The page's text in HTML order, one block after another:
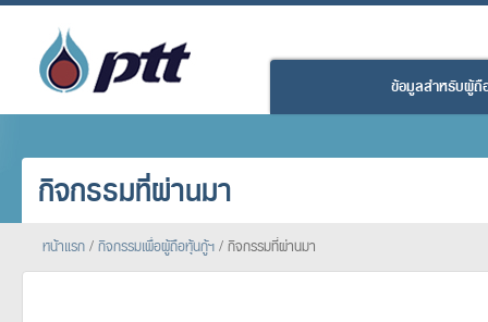
ข้อมูลสำหรับผู้ถื
กิจกรรมที่ผ่านมา
หน้าแรก/กิจกรรมเพื่อผู้ถือหุ้นกู้ฯ/กิจกรรมที่ผ่านมา